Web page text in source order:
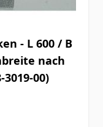
- L 600 / B
nach
00)